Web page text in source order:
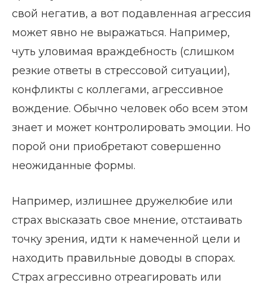
свой негатив, а вот подавленная агрессия
может явно не выражаться. Например,
чуть уловимая враждебность (слишком
резкие ответы в стрессовой ситуации),
конфликты с коллегами, агрессивное
вождение. Обычно человек обо всем этом
знает и может контролировать эмоции. Но
порой они приобретают совершенно
неожиданные формы.
Например, излишнее дружелюбие или
страх высказать свое мнение, отстаивать
точку зрения, идти к намеченной цели и
находить правильные доводы в спорах.
Страх агрессивно отреагировать или